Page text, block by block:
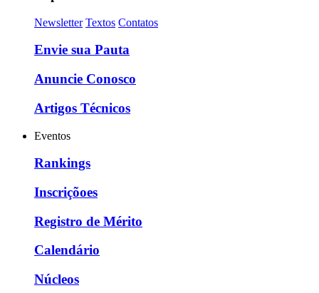
Newsletter Textos Contatos
Envie sua Pauta
Anuncie Conosco
Artigos Técnicos
Eventos
Rankings
Inscriçõoes
Registro de Mérito
Calendário
Núcleos